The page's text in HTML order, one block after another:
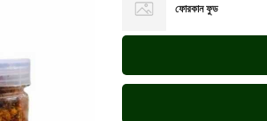
ফোরকান ফুড